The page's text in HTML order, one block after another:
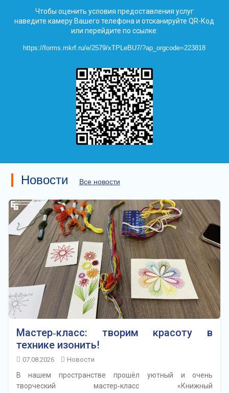
Чтобы оценить условия предоставления услуг
наведите камеру Вашего телефона и отсканируйте QR-Код
или перейдите по ссылке:
https://forms.mkrf.ru/e/2579/xTPLeBU7/?ap_orgcode=223818
Новости Все новости
Мастер‑класс: творим красоту в
технике изонить!
07.08.2026 Новости
В нашем пространстве прошёл уютный и очень
творческий мастер‑класс «Книжный